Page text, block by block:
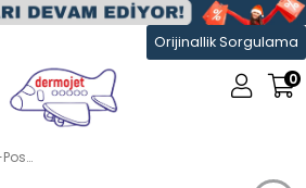
Orijinallik Sorgulama
0
La Roche-Posay Anthelios Age Correct Light Cream SPF50